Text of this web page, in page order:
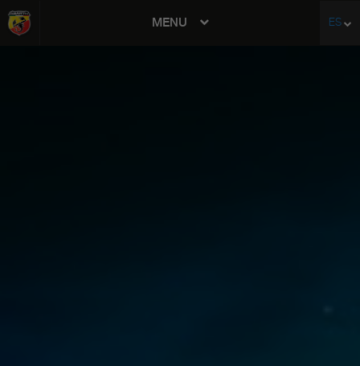
MENU ES